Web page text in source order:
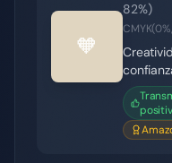
🧡
82%)
CMYK(0%,